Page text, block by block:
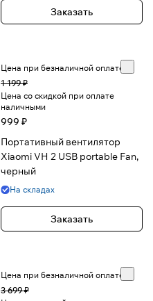
Заказать
Цена при безналичной оплате
1 199 ₽
Цена со скидкой при оплате
наличными
999 ₽
Портативный вентилятор
Xiaomi VH 2 USB portable Fan,
черный
На складах
Заказать
Цена при безналичной оплате
3 699 ₽